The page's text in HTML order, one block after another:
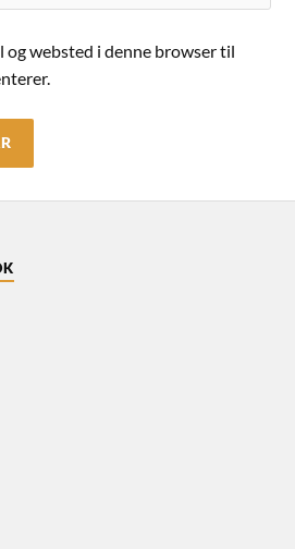
og websted i denne browser til